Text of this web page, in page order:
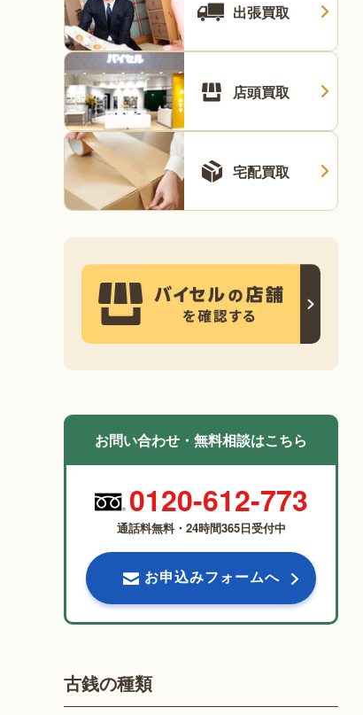
出張買取
店頭買取
宅配買取
お問い合わせ・無料相談はこちら
0120-612-773
通話料無料・24時間365日受付中
お申込みフォームへ
古銭の種類